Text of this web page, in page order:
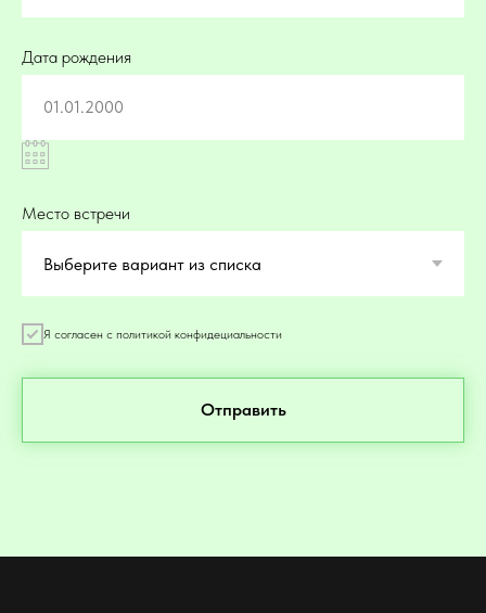
Дата рождения
01.01.2000
Место встречи
Я согласен с политикой конфидециальности
Отправить